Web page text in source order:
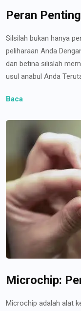
Peran
Silsilah bukan hanya
peliharaan Anda
dan betina silislah
usul anabul Anda
Baca
Microchip:
Microchip adalah alat